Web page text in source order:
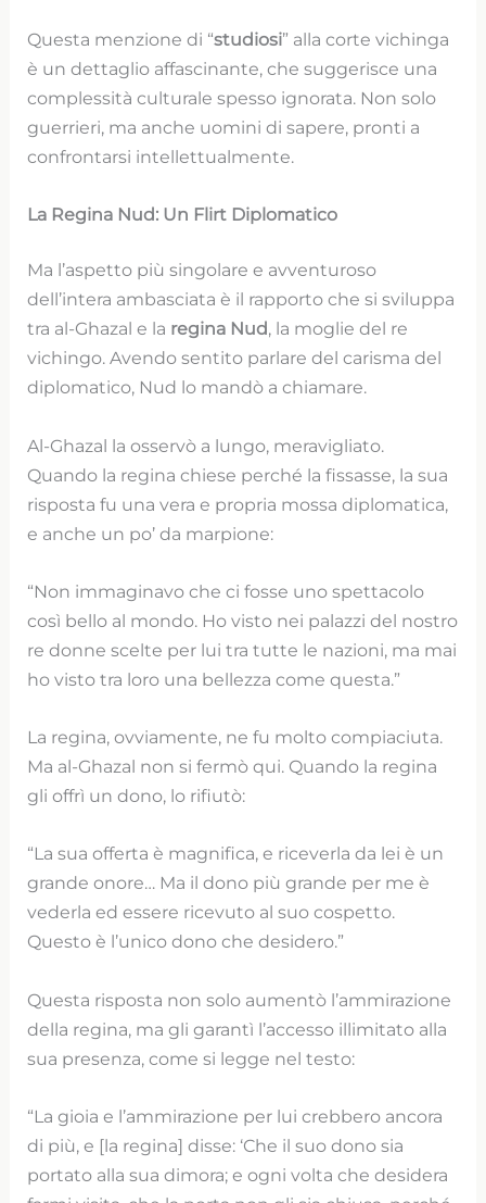
Questa menzione di “studiosi” alla corte vichinga
è un dettaglio affascinante, che suggerisce una
complessità culturale spesso ignorata. Non solo
guerrieri, ma anche uomini di sapere, pronti a
confrontarsi intellettualmente.
La Regina Nud: Un Flirt Diplomatico
Ma l’aspetto più singolare e avventuroso
dell’intera ambasciata è il rapporto che si sviluppa
tra al-Ghazal e la regina Nud, la moglie del re
vichingo. Avendo sentito parlare del carisma del
diplomatico, Nud lo mandò a chiamare.
Al-Ghazal la osservò a lungo, meravigliato.
Quando la regina chiese perché la fissasse, la sua
risposta fu una vera e propria mossa diplomatica,
e anche un po’ da marpione:
“Non immaginavo che ci fosse uno spettacolo
così bello al mondo. Ho visto nei palazzi del nostro
re donne scelte per lui tra tutte le nazioni, ma mai
ho visto tra loro una bellezza come questa.”
La regina, ovviamente, ne fu molto compiaciuta.
Ma al-Ghazal non si fermò qui. Quando la regina
gli offrì un dono, lo rifiutò:
“La sua offerta è magnifica, e riceverla da lei è un
grande onore… Ma il dono più grande per me è
vederla ed essere ricevuto al suo cospetto.
Questo è l’unico dono che desidero.”
Questa risposta non solo aumentò l’ammirazione
della regina, ma gli garantì l’accesso illimitato alla
sua presenza, come si legge nel testo:
“La gioia e l’ammirazione per lui crebbero ancora
di più, e [la regina] disse: ‘Che il suo dono sia
portato alla sua dimora; e ogni volta che desidera